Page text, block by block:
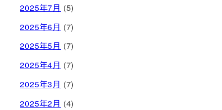
2025年7月 (5)
2025年6月 (7)
2025年5月 (7)
2025年4月 (7)
2025年3月 (7)
2025年2月 (4)